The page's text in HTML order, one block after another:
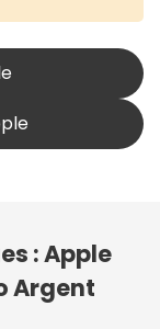
: Apple
Argent